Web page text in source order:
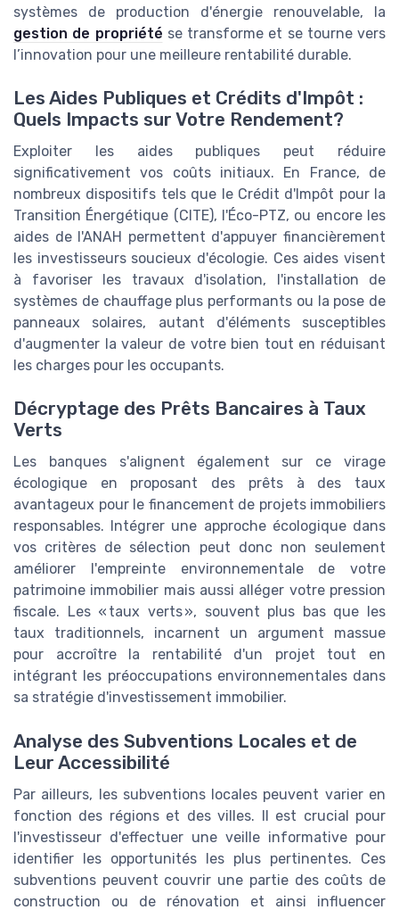
systèmes de production d'énergie renouvelable, la
gestion de propriété se transforme et se tourne vers
l’innovation pour une meilleure rentabilité durable.
Les Aides Publiques et Crédits d'Impôt :
Quels Impacts sur Votre Rendement?
Exploiter les aides publiques peut réduire
significativement vos coûts initiaux. En France, de
nombreux dispositifs tels que le Crédit d'Impôt pour la
Transition Énergétique (CITE), l'Éco-PTZ, ou encore les
aides de l'ANAH permettent d'appuyer financièrement
les investisseurs soucieux d'écologie. Ces aides visent
à favoriser les travaux d'isolation, l'installation de
systèmes de chauffage plus performants ou la pose de
panneaux solaires, autant d'éléments susceptibles
d'augmenter la valeur de votre bien tout en réduisant
les charges pour les occupants.
Décryptage des Prêts Bancaires à Taux
Verts
Les banques s'alignent également sur ce virage
écologique en proposant des prêts à des taux
avantageux pour le financement de projets immobiliers
responsables. Intégrer une approche écologique dans
vos critères de sélection peut donc non seulement
améliorer l'empreinte environnementale de votre
patrimoine immobilier mais aussi alléger votre pression
fiscale. Les « taux verts », souvent plus bas que les
taux traditionnels, incarnent un argument massue
pour accroître la rentabilité d'un projet tout en
intégrant les préoccupations environnementales dans
sa stratégie d'investissement immobilier.
Analyse des Subventions Locales et de
Leur Accessibilité
Par ailleurs, les subventions locales peuvent varier en
fonction des régions et des villes. Il est crucial pour
l'investisseur d'effectuer une veille informative pour
identifier les opportunités les plus pertinentes. Ces
subventions peuvent couvrir une partie des coûts de
construction ou de rénovation et ainsi influencer